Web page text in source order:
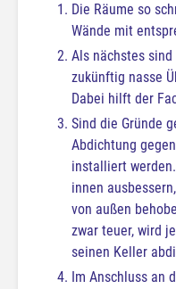
Die Räume so
Wände mit
Als nächstes
zukünftig nasse
Dabei hilft der
Sind die Gründe
Abdichtung
installiert
innen
von außen
zwar teuer, wird
seinen Keller
Im Anschluss an